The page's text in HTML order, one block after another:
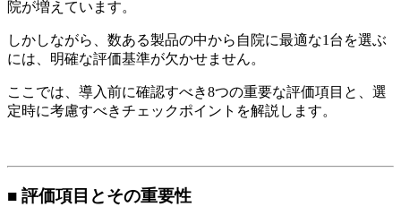
院が増えています。
しかしながら、数ある製品の中から自院に最適な1台を選ぶ
には、明確な評価基準が欠かせません。
ここでは、導入前に確認すべき8つの重要な評価項目と、選
定時に考慮すべきチェックポイントを解説します。
■ 評価項目とその重要性